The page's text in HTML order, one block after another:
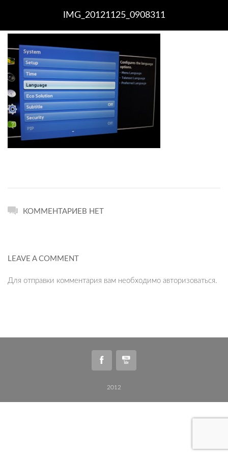
IMG_20121125_0908311
КОММЕНТАРИЕВ НЕТ
LEAVE A COMMENT
Для отправки комментария вам необходимо авторизоваться.
2012